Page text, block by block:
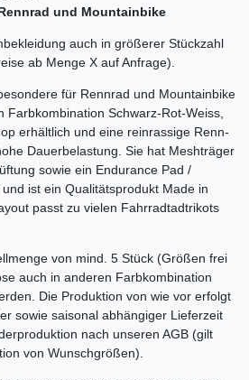
und Mountainbike
auch in größerer Stückzahl
ab Menge X auf Anfrage).
für Rennrad und Mountainbike
Farbkombination Schwarz-Rot-Weiss,
erhältlich und eine reinrassige Renn-
Dauerbelastung. Sie hat Meshträger
sowie ein Endurance Pad /
ist ein Qualitätsprodukt Made in
passt zu vielen Fahrradtadtrikots
von mind. 5 Stück (Größen frei
auch in anderen Farbkombination
Die Produktion von wie vor erfolgt
sowie saisonal abhängiger Lieferzeit
nach unseren AGB (gilt
von Wunschgrößen).